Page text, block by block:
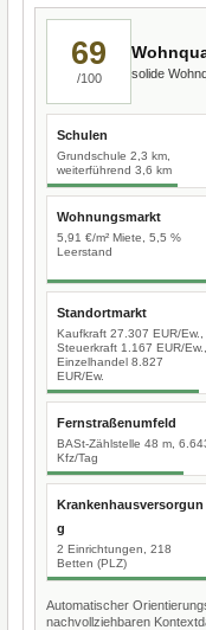
69
/100 solide
Schulen
Grundschule 2,3 km,
weiterführend 3,6 km
Wohnungsmarkt
5,91 €/m² Miete, 5,5 %
Leerstand
Standortmarkt
Kaufkraft 27.307 EUR/Ew.,
Steuerkraft 1.167 EUR/Ew.,
Einzelhandel 8.827
EUR/Ew.
Fernstraßenumfeld
BASt-Zählstelle 48 m,
Kfz/Tag
Krankenhausversorgun
g
2 Einrichtungen, 218
Betten (PLZ)
Automatischer
nachvollziehbaren